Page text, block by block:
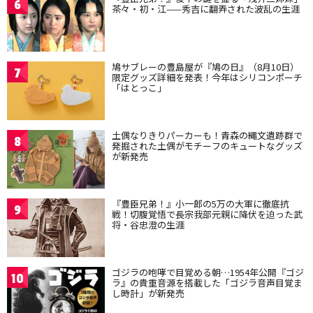
6 茶々・初・江——秀吉に翻弄された波乱の生涯
7 鳩サブレーの豊島屋が『鳩の日』（8月10日）
限定グッズ詳細を発表！今年はシリコンポーチ
「はとっこ」
8 土偶なりきりパーカーも！青森の縄文遺跡群で
発掘された土偶がモチーフのキュートなグッズ
が新発売
9 『豊臣兄弟！』小一郎の5万の大軍に徹底抗
戦！切腹覚悟で長宗我部元親に降伏を迫った武
将・谷忠澄の生涯
10 ゴジラの咆哮で目覚める朝…1954年公開『ゴジ
ラ』の貴重音源を搭載した「ゴジラ音声目覚ま
し時計」が新発売